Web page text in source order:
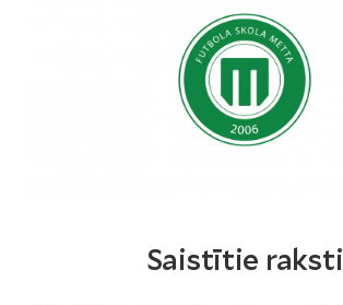
Saistītie raksti